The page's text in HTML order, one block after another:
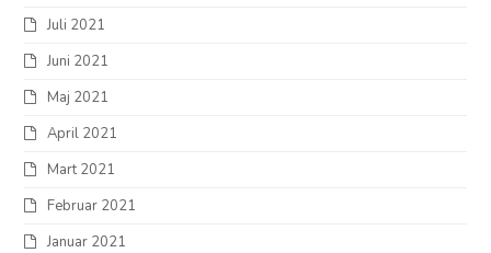
Juli 2021
Juni 2021
Maj 2021
April 2021
Mart 2021
Februar 2021
Januar 2021